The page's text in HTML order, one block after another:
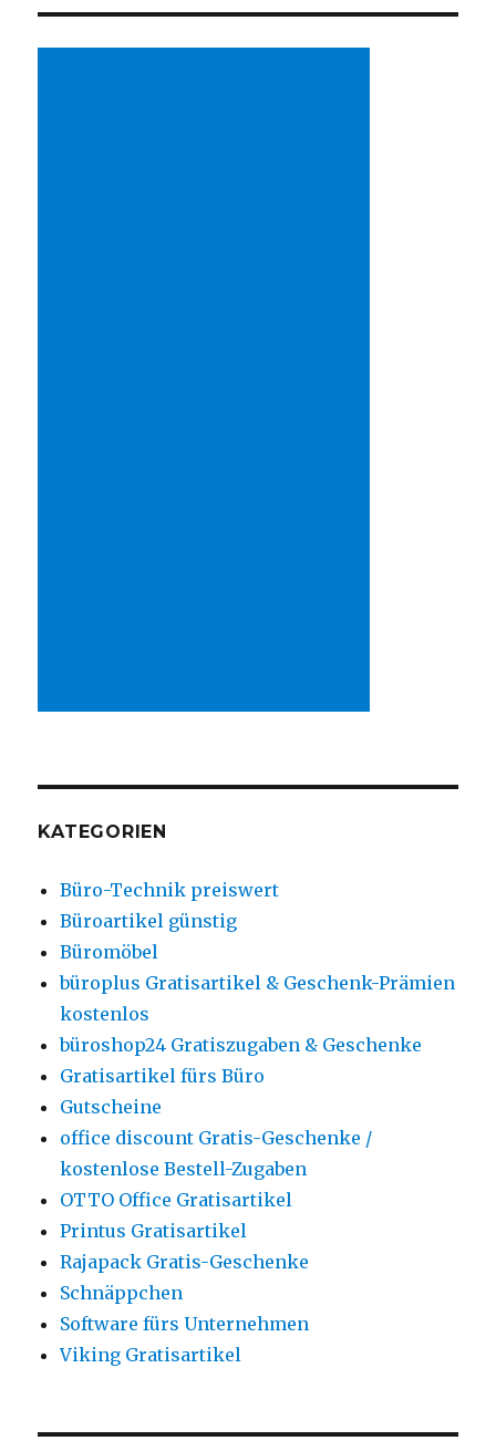
KATEGORIEN
Büro-Technik preiswert
Büroartikel günstig
Büromöbel
büroplus Gratisartikel & Geschenk-Prämien
kostenlos
büroshop24 Gratiszugaben & Geschenke
Gratisartikel fürs Büro
Gutscheine
office discount Gratis-Geschenke /
kostenlose Bestell-Zugaben
OTTO Office Gratisartikel
Printus Gratisartikel
Rajapack Gratis-Geschenke
Schnäppchen
Software fürs Unternehmen
Viking Gratisartikel